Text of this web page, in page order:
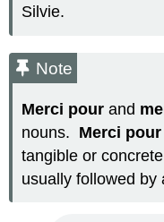
Silvie.
Note
Merci pourand
nouns. Merci pour
tangible or
usually followed by